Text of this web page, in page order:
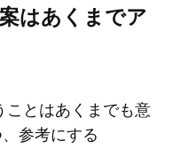
はあくまでア
とはあくまでも意
参考にする